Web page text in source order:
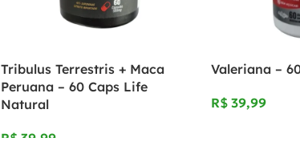
Tribulus Terrestris + Maca
Peruana – 60 Caps Life
Natural
R$
Valeriana –
R$